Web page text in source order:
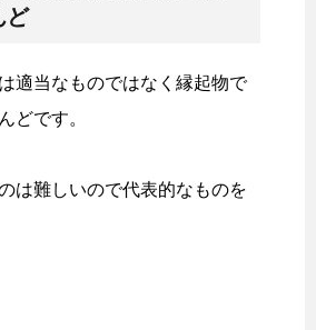
ど
適当なものではなく縁起物で
どです。
は難しいので代表的なものを